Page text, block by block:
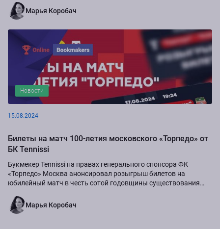
Марья Коробач
Новости
15.08.2024
Билеты на матч 100-летия московского «Торпедо» от
БК Tennissi
Букмекер Tennissi на правах генерального спонсора ФК
«Торпедо» Москва анонсировал розыгрыш билетов на
юбилейный матч в честь сотой годовщины существования
Марья Коробач